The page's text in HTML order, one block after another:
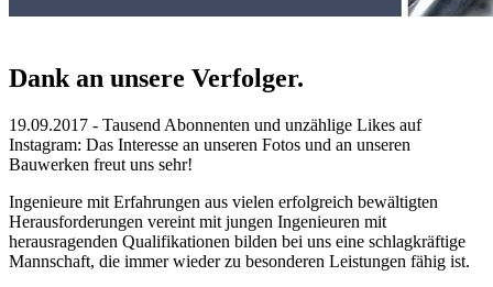
Dank an unsere Verfolger.
19.09.2017 - Tausend Abonnenten und unzählige Likes auf
Instagram: Das Interesse an unseren Fotos und an unseren
Bauwerken freut uns sehr!
Ingenieure mit Erfahrungen aus vielen erfolgreich bewältigten
Herausforderungen vereint mit jungen Ingenieuren mit
herausragenden Qualifikationen bilden bei uns eine schlagkräftige
Mannschaft, die immer wieder zu besonderen Leistungen fähig ist.